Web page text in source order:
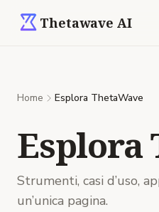
Thetawave AI
Home Esplora ThetaWave
Esplora
Strumenti, casi d’uso,
un’unica pagina.